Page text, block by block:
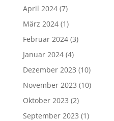
April 2024(7)
März 2024(1)
Februar 2024(3)
Januar 2024(4)
Dezember 2023 (10)
November 2023 (10)
Oktober 2023 (2)
September 2023 (1)